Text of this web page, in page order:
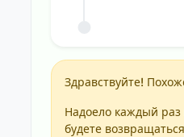
Здравствуйте!
Надоело каждый раз
будете